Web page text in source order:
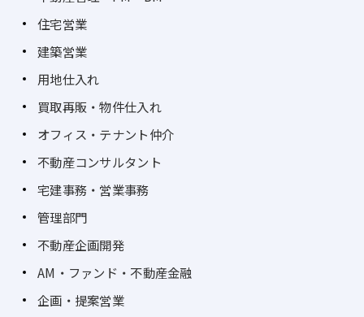
住宅営業
建築営業
用地仕入れ
買取再販・物件仕入れ
オフィス・テナント仲介
不動産コンサルタント
宅建事務・営業事務
管理部門
不動産企画開発
AM・ファンド・不動産金融
企画・提案営業